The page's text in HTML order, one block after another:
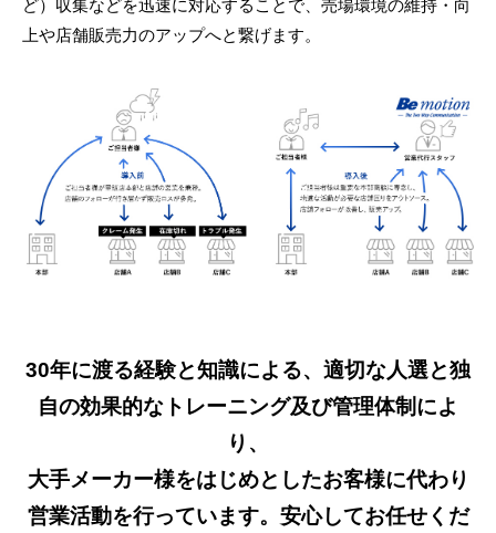
ど）収集などを迅速に対応することで、売場環境の維持・向
上や店舗販売力のアップへと繋げます。
30年に渡る経験と知識による、適切な人選と独
自の効果的なトレーニング及び管理体制によ
り、
大手メーカー様をはじめとしたお客様に代わり
営業活動を行っています。安心してお任せくだ